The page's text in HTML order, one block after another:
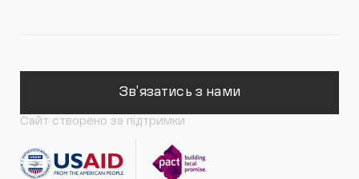
Зв'язатись з нами
Сайт створено за підтримки